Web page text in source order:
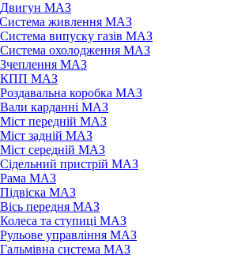
Двигун МАЗ
живлення МАЗ
випуску газів МАЗ
охолодження МАЗ
МАЗ
КПП МАЗ
коробка МАЗ
карданні МАЗ
передній МАЗ
задній МАЗ
середній МАЗ
пристрій МАЗ
Рама МАЗ
МАЗ
передня МАЗ
та ступиці МАЗ
управління МАЗ
система МАЗ